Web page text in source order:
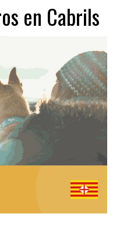
en Cabrils